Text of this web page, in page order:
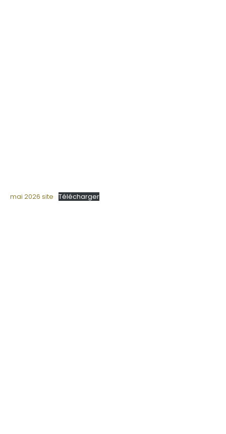
mai 2026 site Télécharger